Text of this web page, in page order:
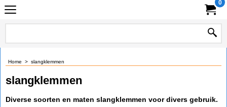
0
Home > slangklemmen
slangklemmen
Diverse soorten en maten slangklemmen voor divers gebruik.